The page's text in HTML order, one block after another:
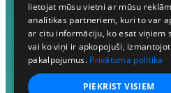
lietojat mūsu vietni ar mūsu
analītikas partneriem, kuri to var
ar citu informāciju, ko esat viņiem
vai ko viņi ir apkopojuši,
pakalpojumus. Privātuma politika
PIEKRIST VISIEM